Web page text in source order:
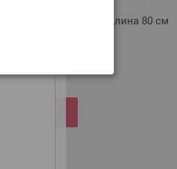
Holz Multicolor № 4,5 длина 80 см